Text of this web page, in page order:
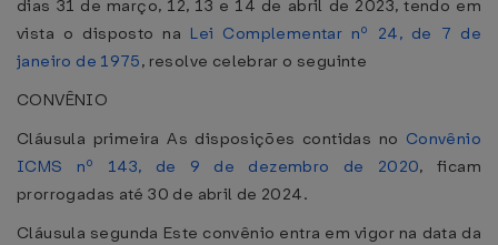
dias 31 de março, 12, 13 e 14 de abril de 2023, tendo em
vista o disposto na Lei Complementar nº 24, de 7 de
janeiro de 1975, resolve celebrar o seguinte
CONVÊNIO
Cláusula primeira As disposições contidas no Convênio
ICMS nº 143, de 9 de dezembro de 2020, ficam
prorrogadas até 30 de abril de 2024.
Cláusula segunda Este convênio entra em vigor na data da